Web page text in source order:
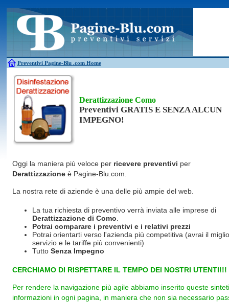
Preventivi Pagine-Blu .com Home
Antifurti
Allarme
Bagni chimici
Edilizia Giardinieri
Caldaie
Falegnami Idraulici
Canne fumarie
Parquet
Derattizzazione Como
Preventivi GRATIS E SENZA ALCUN
IMPEGNO!
Oggi la maniera più veloce per ricevere preventivi per
Derattizzazioneè Pagine-Blu.com.
La nostra rete di aziende è una delle più ampie del web.
La tua richiesta di preventivo verrà inviata alle imprese di
Derattizzazione di Como
Potrai comparare i preventivi e i relativi prezzi
Potrai orientarti verso l'azienda più competitiva (avrai il
servizio e le tariffe più convenienti)
Tutto Senza Impegno
CERCHIAMO DI RISPETTARE IL TEMPO DEI NOSTRI UTENTI!!!
Per rendere la navigazione più agile abbiamo inserito queste
informazioni in ogni pagina, in maniera che non sia necessario